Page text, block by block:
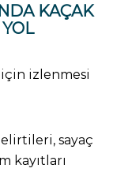
KAÇAK
izlenmesi
sayaç
kayıtları